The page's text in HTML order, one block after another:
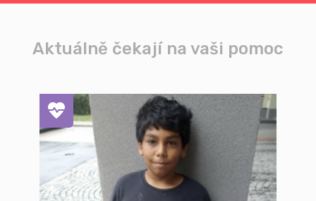
Aktuálně čekají na vaši pomoc